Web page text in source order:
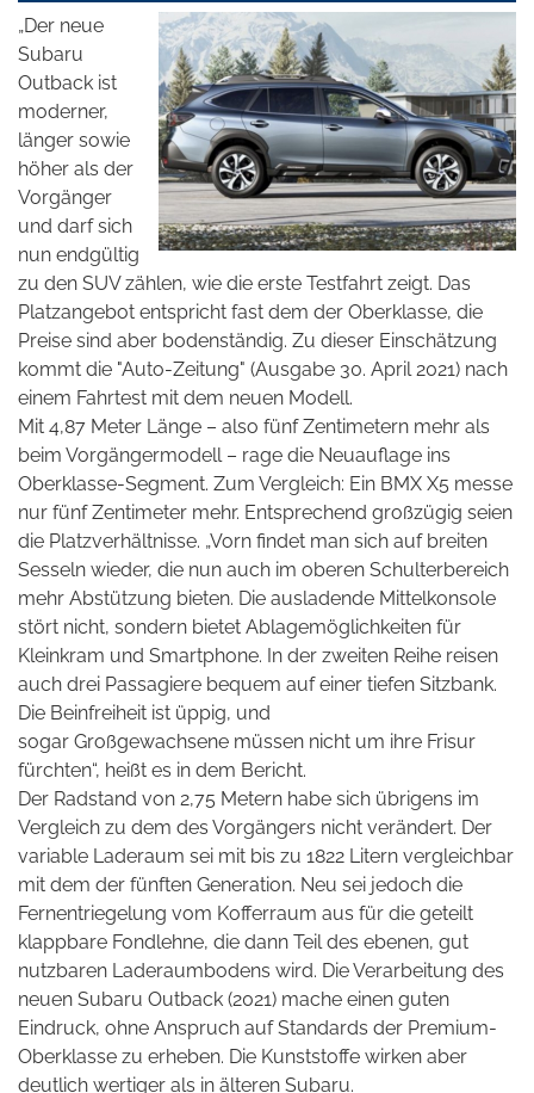
„Der neue
Subaru
Outback ist
moderner,
länger sowie
höher als der
Vorgänger
und darf sich
nun endgültig
zu den SUV zählen, wie die erste Testfahrt zeigt. Das
Platzangebot entspricht fast dem der Oberklasse, die
Preise sind aber bodenständig. Zu dieser Einschätzung
kommt die "Auto-Zeitung" (Ausgabe 30. April 2021) nach
einem Fahrtest mit dem neuen Modell.
Mit 4,87 Meter Länge – also fünf Zentimetern mehr als
beim Vorgängermodell – rage die Neuauflage ins
Oberklasse-Segment. Zum Vergleich: Ein BMX X5 messe
nur fünf Zentimeter mehr. Entsprechend großzügig seien
die Platzverhältnisse. „Vorn findet man sich auf breiten
Sesseln wieder, die nun auch im oberen Schulterbereich
mehr Abstützung bieten. Die ausladende Mittelkonsole
stört nicht, sondern bietet Ablagemöglichkeiten für
Kleinkram und Smartphone. In der zweiten Reihe reisen
auch drei Passagiere bequem auf einer tiefen Sitzbank.
Die Beinfreiheit ist üppig, und
sogar Großgewachsene müssen nicht um ihre Frisur
fürchten“, heißt es in dem Bericht.
Der Radstand von 2,75 Metern habe sich übrigens im
Vergleich zu dem des Vorgängers nicht verändert. Der
variable Laderaum sei mit bis zu 1822 Litern vergleichbar
mit dem der fünften Generation. Neu sei jedoch die
Fernentriegelung vom Kofferraum aus für die geteilt
klappbare Fondlehne, die dann Teil des ebenen, gut
nutzbaren Laderaumbodens wird. Die Verarbeitung des
neuen Subaru Outback (2021) mache einen guten
Eindruck, ohne Anspruch auf Standards der Premium-
Oberklasse zu erheben. Die Kunststoffe wirken aber
deutlich wertiger als in älteren Subaru.